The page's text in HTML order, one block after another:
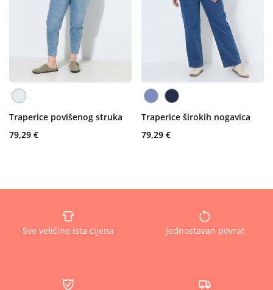
Traperice povišenog struka
79,29 €
Traperice širokih nogavica
79,29 €
Sve veličine ista cijena Jednostavan povrat